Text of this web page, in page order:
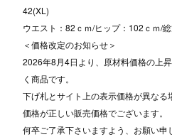
42(XL)
ウエスト：82ｃｍ/ヒップ：102ｃｍ/
＜価格改定のお知らせ＞
2026年8月4日より、原材料価格の上
く商品です。
下げ札とサイト上の表示価格が異な
価格が正しい販売価格でございます。
何卒ご了承下さいますよう、お願い申